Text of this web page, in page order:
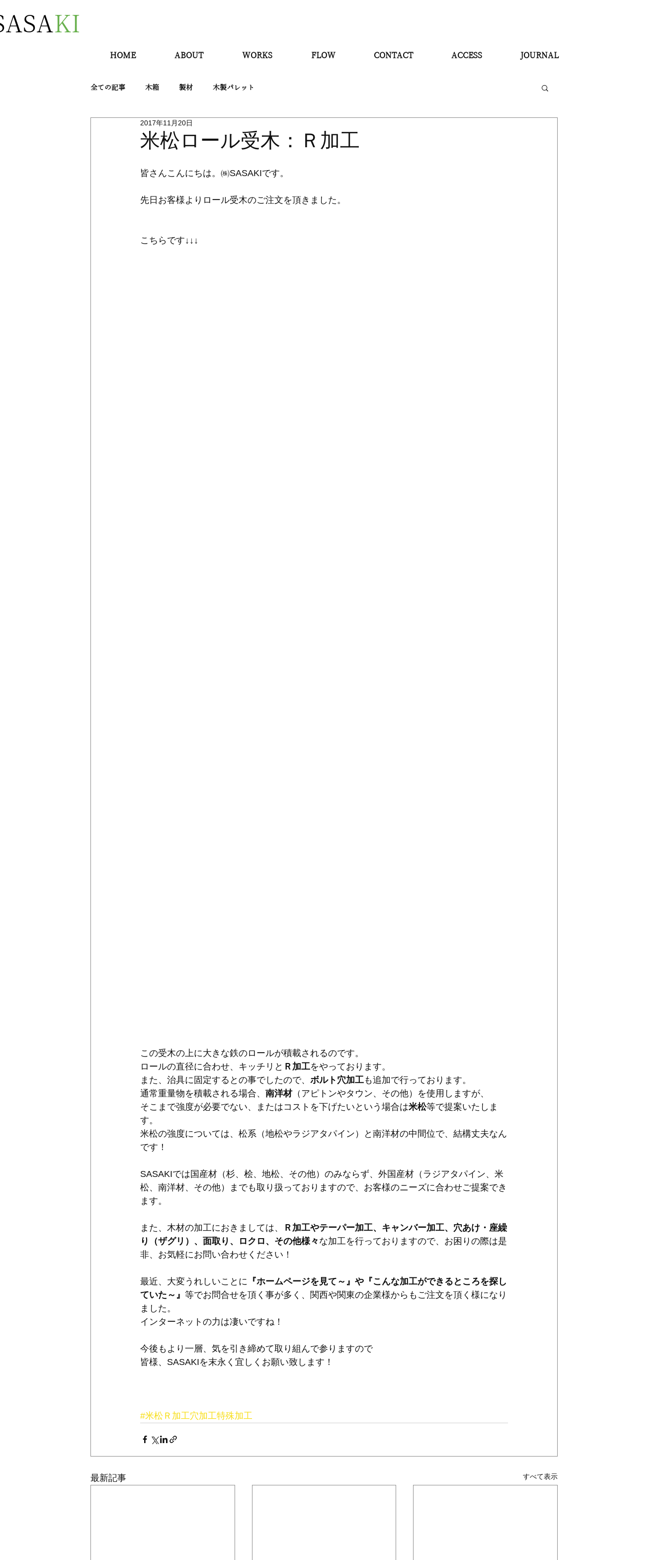
KI
HOME ABOUT WORKS FLOW CONTACT ACCESS JOURNAL
全ての記事 木箱 製材 木製パレット
米松ロール受木：Ｒ加工
2017年11月20日
皆さんこんにちは。㈱SASAKIです。
先日お客様よりロール受木のご注文を頂きました。
こちらです↓↓↓
この受木の上に大きな鉄のロールが積載されるのです。
ロールの直径に合わせ、キッチリと Ｒ加工をやっております。
また、治具に固定するとの事でしたので、 ボルト穴加工も追加で行っております。
通常重量物を積載される場合、 南洋材（アピトンやタウン、その他）を使用しますが、
そこまで強度が必要でない、またはコストを下げたいという場合は米松等で提案いたしま
す。
米松の強度については、松系（地松やラジアタパイン）と南洋材の中間位で、結構丈夫なん
です！
SASAKIでは国産材（杉、桧、地松、その他）のみならず、外国産材（ラジアタパイン、米
松、南洋材、その他）までも取り扱っておりますので、お客様のニーズに合わせご提案でき
ます。
また、木材の加工におきましては、
Ｒ加工やテーパー加工、キャンバー加工、穴あけ・座繰
り（ザグリ）、面取り、ロクロ、その他様々 な加工を行っておりますので、お困りの際は是
非、お気軽にお問い合わせください！
最近、大変うれしいことに 『ホームページを見て～』や『こんな加工ができるところを探し
ていた～』 等でお問合せを頂く事が多く、関西や関東の企業様からもご注文を頂く様になり
ました。
インターネットの力は凄いですね！
今後もより一層、気を引き締めて取り組んで参りますので
皆様、SASAKIを末永く宜しくお願い致します！
#米松Ｒ加工穴加工特殊加工
最新記事 すべて表示